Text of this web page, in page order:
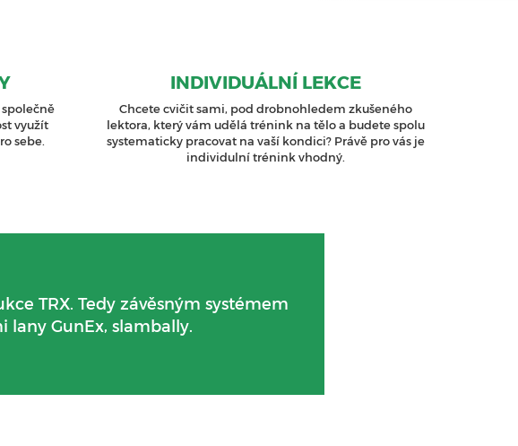
využít
sebe.
INDIVIDUÁLNÍ LEKCE
Chcete cvičit sami, pod drobnohledem zkušeného
lektora, který vám udělá trénink na tělo a budete spolu
systematicky pracovat na vaší kondici? Právě pro vás je
individulní trénink vhodný.
TRX. Tedy závěsným systémem
lany GunEx, slambally.